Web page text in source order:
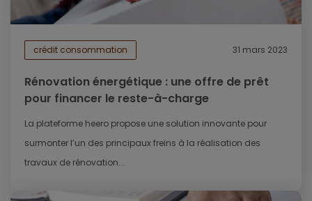
crédit consommation 31 mars 2023
Rénovation énergétique : une offre de prêt
pour financer le reste-à-charge
La plateforme heero propose une solution innovante pour
surmonter l’un des principaux freins à la réalisation des
travaux de rénovation...